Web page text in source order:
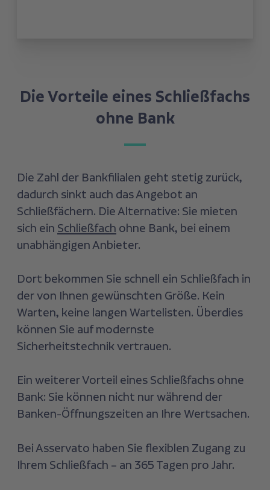
Die Vorteile eines Schließfachs
ohne Bank
Die Zahl der Bankfilialen geht stetig zurück,
dadurch sinkt auch das Angebot an
Schließfächern. Die Alternative: Sie mieten
sich ein Schließfach ohne Bank, bei einem
unabhängigen Anbieter.
Dort bekommen Sie schnell ein Schließfach in
der von Ihnen gewünschten Größe. Kein
Warten, keine langen Wartelisten. Überdies
können Sie auf modernste
Sicherheitstechnik vertrauen.
Ein weiterer Vorteil eines Schließfachs ohne
Bank: Sie können nicht nur während der
Banken-Öffnungszeiten an Ihre Wertsachen.
Bei Asservato haben Sie flexiblen Zugang zu
Ihrem Schließfach – an 365 Tagen pro Jahr.